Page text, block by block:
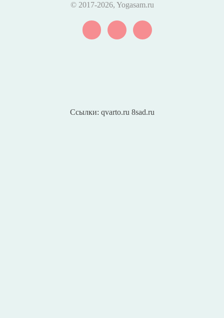
© 2017-2026, Yogasam.ru
Ссылки: qvarto.ru 8sad.ru